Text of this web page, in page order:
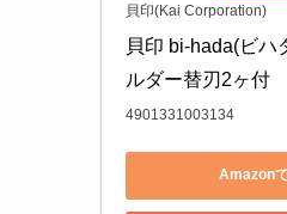
貝印(Kai Corporation)
貝印 bi-hada(ビハ
ルダー替刃2ヶ付
4901331003134
Amazon